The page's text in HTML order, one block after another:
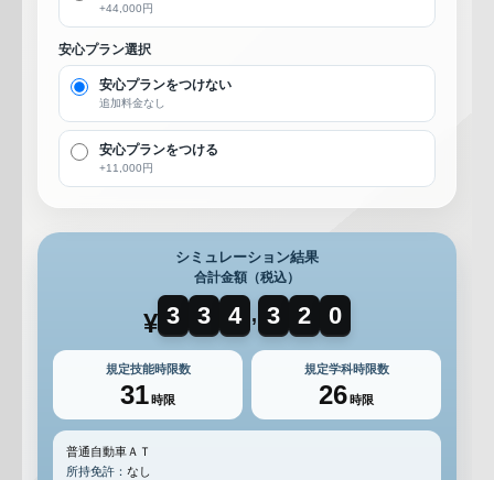
+44,000円
安心プラン選択
安心プランをつけない
追加料金なし
安心プランをつける
+11,000円
シミュレーション結果
合計金額（税込）
¥ 3 3 4 , 3 2 0
規定技能時限数
31時限
規定学科時限数
26時限
普通自動車ＡＴ
所持免許： なし